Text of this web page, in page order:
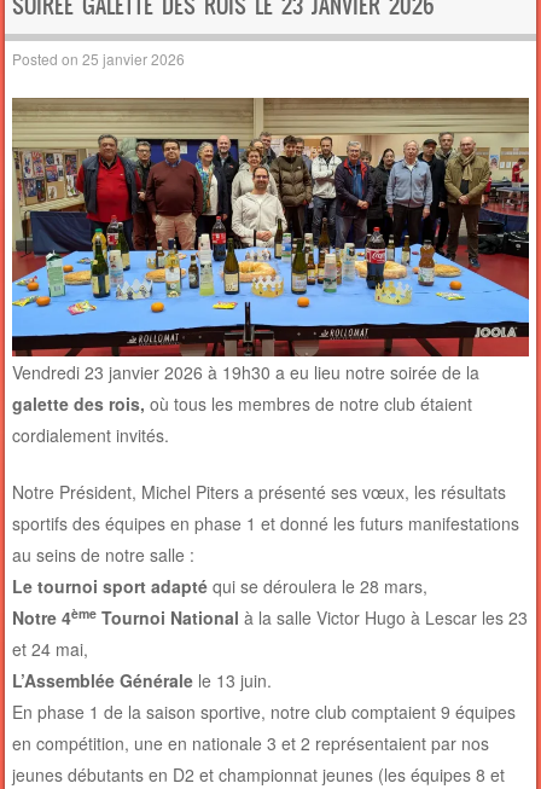
Posted on25 janvier 2026
Vendredi 23 janvier 2026 à 19h30 a eu lieu notre soirée de la
galette des rois, où tous les membres de notre club étaient
cordialement invités.
Notre Président, Michel Piters a présenté ses vœux, les résultats
sportifs des équipes en phase 1 et donné les futurs manifestations
au seins de notre salle :
Le tournoi sport adapté qui se déroulera le 28 mars,
Notre 4ème Tournoi National à la salle Victor Hugo à Lescar les 23
et 24 mai,
L’Assemblée Générale le 13 juin.
En phase 1 de la saison sportive, notre club comptaient 9 équipes
en compétition, une en nationale 3 et 2 représentaient par nos
jeunes débutants en D2 et championnat jeunes (les équipes 8 et